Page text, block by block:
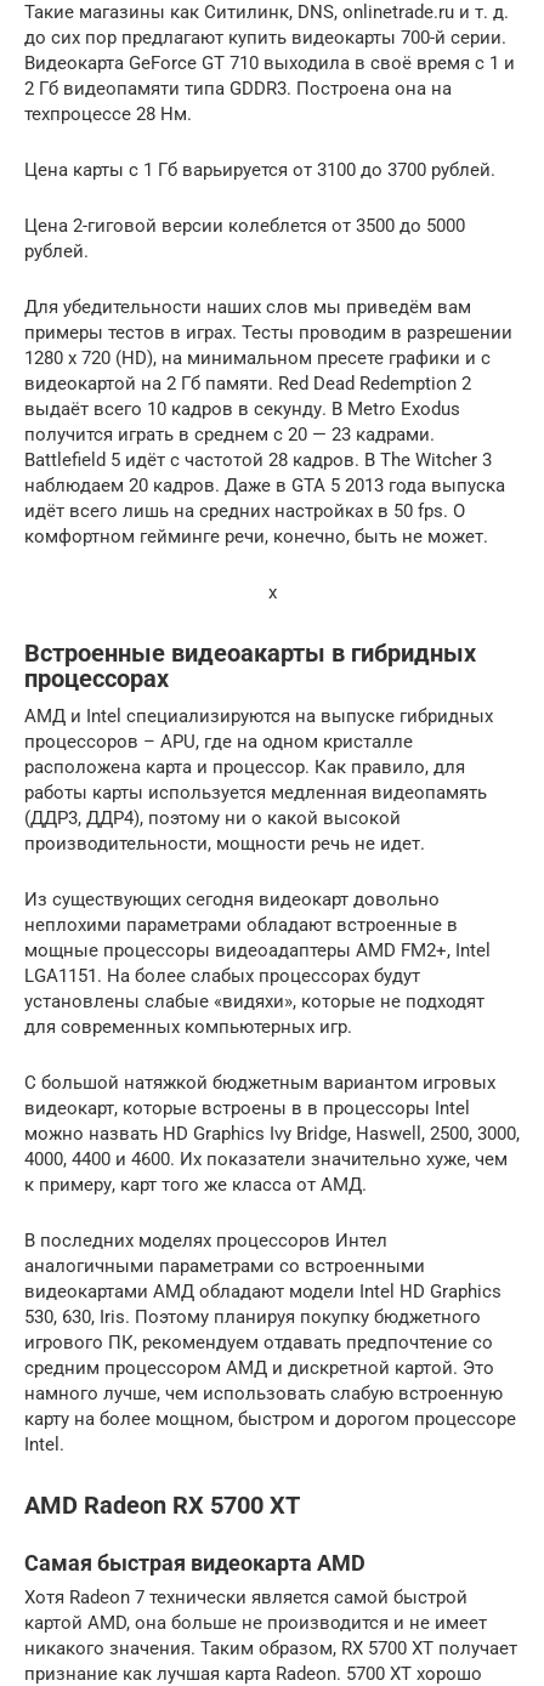
Такие магазины как Ситилинк, DNS, onlinetrade.ru и т. д.
до сих пор предлагают купить видеокарты 700-й серии.
Видеокарта GeForce GT 710 выходила в своё время с 1 и
2 Гб видеопамяти типа GDDR3. Построена она на
техпроцессе 28 Нм.
Цена карты с 1 Гб варьируется от 3100 до 3700 рублей.
Цена 2-гиговой версии колеблется от 3500 до 5000
рублей.
Для убедительности наших слов мы приведём вам
примеры тестов в играх. Тесты проводим в разрешении
1280 x 720 (HD), на минимальном пресете графики и с
видеокартой на 2 Гб памяти. Red Dead Redemption 2
выдаёт всего 10 кадров в секунду. В Metro Exodus
получится играть в среднем с 20 — 23 кадрами.
Battlefield 5 идёт с частотой 28 кадров. В The Witcher 3
наблюдаем 20 кадров. Даже в GTA 5 2013 года выпуска
идёт всего лишь на средних настройках в 50 fps. О
комфортном гейминге речи, конечно, быть не может.
x
Встроенные видеоакарты в гибридных
процессорах
АМД и Intel специализируются на выпуске гибридных
процессоров – APU, где на одном кристалле
расположена карта и процессор. Как правило, для
работы карты используется медленная видеопамять
(ДДР3, ДДР4), поэтому ни о какой высокой
производительности, мощности речь не идет.
Из существующих сегодня видеокарт довольно
неплохими параметрами обладают встроенные в
мощные процессоры видеоадаптеры AMD FM2+, Intel
LGA1151. На более слабых процессорах будут
установлены слабые «видяхи», которые не подходят
для современных компьютерных игр.
С большой натяжкой бюджетным вариантом игровых
видеокарт, которые встроены в в процессоры Intel
можно назвать HD Graphics Ivy Bridge, Haswell, 2500, 3000,
4000, 4400 и 4600. Их показатели значительно хуже, чем
к примеру, карт того же класса от АМД.
В последних моделях процессоров Интел
аналогичными параметрами со встроенными
видеокартами АМД обладают модели Intel HD Graphics
530, 630, Iris. Поэтому планируя покупку бюджетного
игрового ПК, рекомендуем отдавать предпочтение со
средним процессором АМД и дискретной картой. Это
намного лучше, чем использовать слабую встроенную
карту на более мощном, быстром и дорогом процессоре
Intel.
AMD Radeon RX 5700 XT
Самая быстрая видеокарта AMD
Хотя Radeon 7 технически является самой быстрой
картой AMD, она больше не производится и не имеет
никакого значения. Таким образом, RX 5700 XT получает
признание как лучшая карта Radeon. 5700 XT хорошо